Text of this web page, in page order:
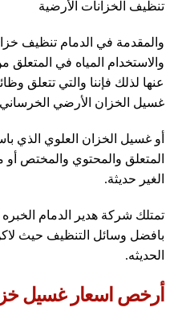
تنظيف الخزانات الأرضية
والمقدمة في الدمام تنظيف
والاستخدام المياه في المتعلق
عنها لذلك فإننا والتي تتعلق
غسيل الخزان الأرضي الخرساني
أو غسيل الخزان العلوي الذي
المتعلق والمحتوي والمختص
الغير حديثة.
تمتلك شركة هدير الدمام
بافضل وسائل التنظيف حيث
الحديثه.
أرخص اسعار غسيل